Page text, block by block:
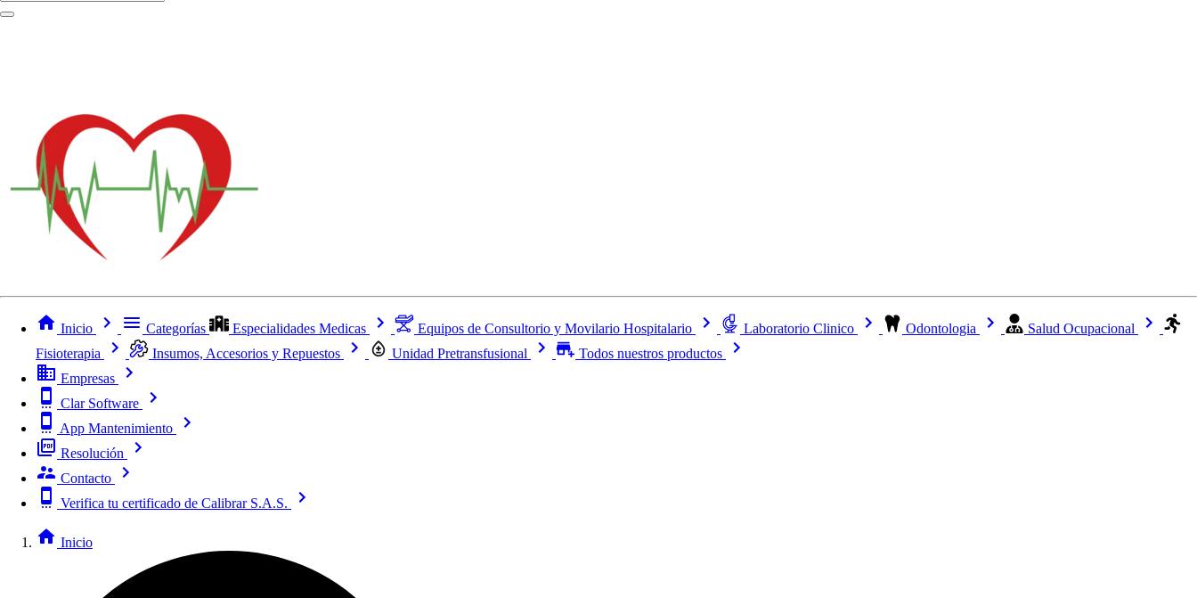
Inicio Categorías Especialidades Medicas Equipos de Consultorio y Movilario Hospitalario Laboratorio Clinico Odontologia
Salud Ocupacional
Fisioterapia
Insumos, Accesorios y Repuestos Unidad Pretransfusional
Todos nuestros productos
Empresas
Clar Software
App Mantenimiento
Resolución
Contacto
Verifica tu certificado de Calibrar S.A.S.
Inicio